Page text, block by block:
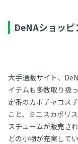
DeNAショッピ
大手通販サイト、
イテムも多数取り扱っ
定番のカボチャコス
こと、ミニスカポリ
スチュームが販売さ
どの小物が充実して